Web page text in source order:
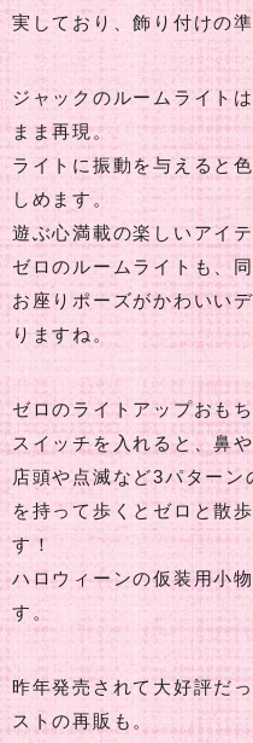
実しており、飾り付けの
ジャックのルームライト
まま再現。
ライトに振動を与えると
しめます。
遊ぶ心満載の楽しいアイテ
ゼロのルームライトも、
お座りポーズがかわいい
りますね。
ゼロのライトアップおも
スイッチを入れると、鼻
店頭や点滅など3パター
を持って歩くとゼロと散
す！
ハロウィーンの仮装用小
す。
昨年発売されて大好評だ
ストの再販も。